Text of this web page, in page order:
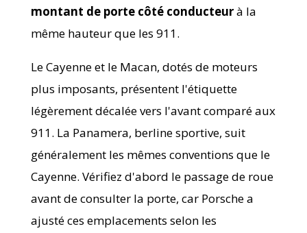
montant de porte côté conducteurà la
même hauteur que les 911.
Le Cayenne et le Macan, dotés de moteurs
plus imposants, présentent l'étiquette
légèrement décalée vers l'avant comparé aux
911. La Panamera, berline sportive, suit
généralement les mêmes conventions que le
Cayenne. Vérifiez d'abord le passage de roue
avant de consulter la porte, car Porsche a
ajusté ces emplacements selon les